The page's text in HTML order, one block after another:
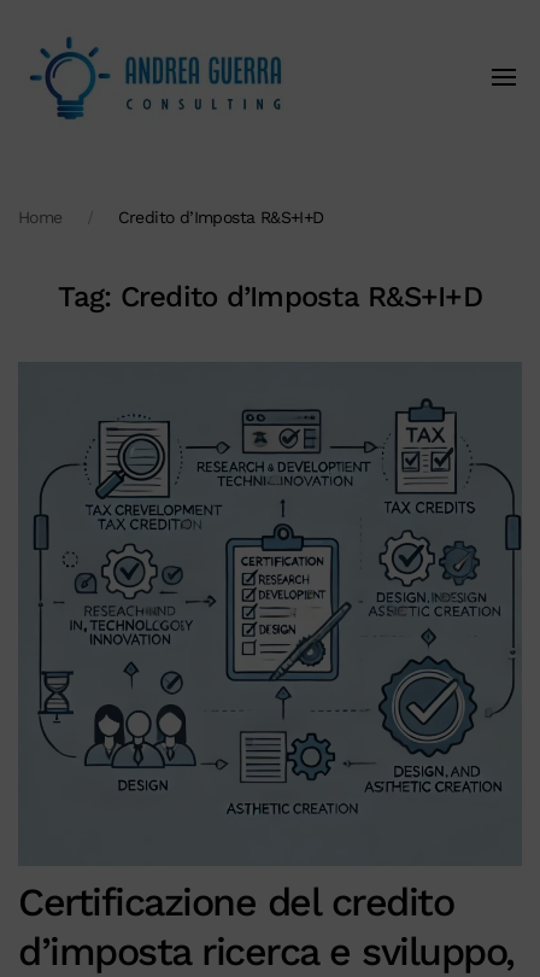
Home Credito d’Imposta R&S+I+D
Tag: Credito d’Imposta R&S+I+D
Certificazione del credito
d’imposta ricerca e sviluppo,